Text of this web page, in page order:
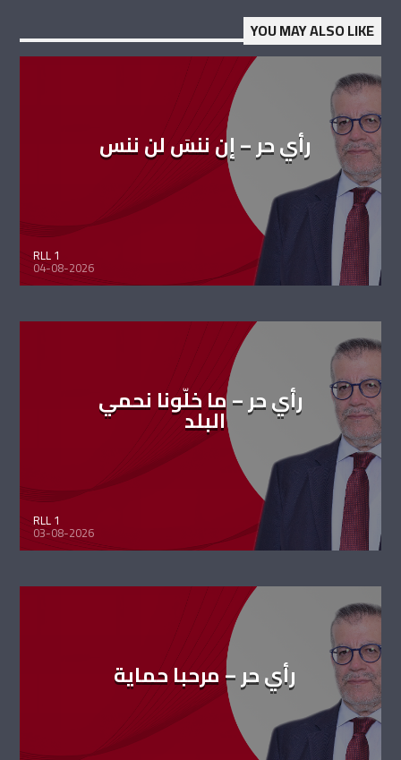
YOU MAY ALSO LIKE
رأي حر – إن ننسَ لن ننس
RLL 1
04-08-2026
رأي حر – ما خلّونا نحمي
البلد
RLL 1
03-08-2026
رأي حر – مرحبا حماية